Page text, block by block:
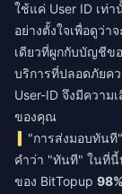
ใช้แค่ User ID เท่
อย่างตั้งใจเพื่อดูว่า
เดียวที่ผูกกับบัญชีข
บริการที่ปลอดภัยคว
User-ID จึงมีความ
ของคุณ
"การส่งมอบทันที
คำว่า "ทันที" ในที่นี้
ของ BitTopup